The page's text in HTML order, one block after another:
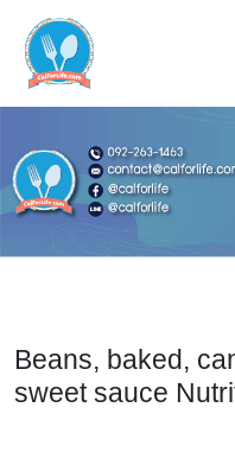
Beans, baked,
sweet sauce